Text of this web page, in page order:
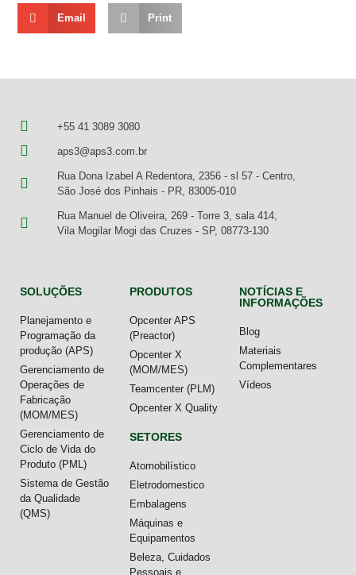
Email Print
+55 41 3089 3080
aps3@aps3.com.br
Rua Dona Izabel A Redentora, 2356 - sl 57 - Centro,
São José dos Pinhais - PR, 83005-010
Rua Manuel de Oliveira, 269 - Torre 3, sala 414,
Vila Mogilar Mogi das Cruzes - SP, 08773-130
SOLUÇÕES
Planejamento e
Programação da
produção (APS)
Gerenciamento de
Operações de
Fabricação
(MOM/MES)
Gerenciamento de
Ciclo de Vida do
Produto (PML)
Sistema de Gestão
da Qualidade
(QMS)
PRODUTOS
Opcenter APS
(Preactor)
Opcenter X
(MOM/MES)
Teamcenter (PLM)
Opcenter X Quality
SETORES
Atomobilístico
Eletrodomestico
Embalagens
Máquinas e
Equipamentos
Beleza, Cuidados
Pessoais e
NOTÍCIAS E
INFORMAÇÕES
Blog
Materiais
Complementares
Vídeos